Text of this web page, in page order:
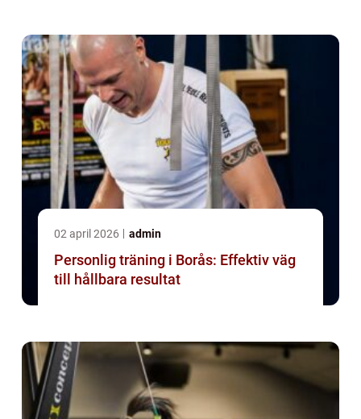
02 april 2026 admin
Personlig träning i Borås: Effektiv väg
till hållbara resultat